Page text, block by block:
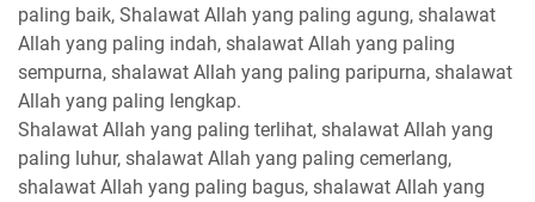
paling baik, Shalawat Allah yang paling agung, shalawat
Allah yang paling indah, shalawat Allah yang paling
sempurna, shalawat Allah yang paling paripurna, shalawat
Allah yang paling lengkap.
Shalawat Allah yang paling terlihat, shalawat Allah yang
paling luhur, shalawat Allah yang paling cemerlang,
shalawat Allah yang paling bagus, shalawat Allah yang